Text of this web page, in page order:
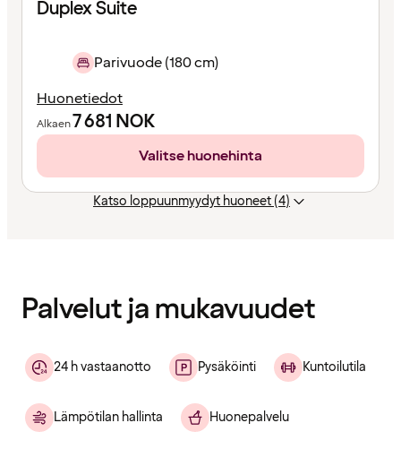
Duplex Suite
Parivuode (180 cm)
Huonetiedot
Alkaen7 681 NOK
Valitse huonehinta
Katso loppuunmyydyt huoneet (4)
Palvelut ja mukavuudet
24 h vastaanotto Pysäköinti Kuntoilutila
Lämpötilan hallinta Huonepalvelu